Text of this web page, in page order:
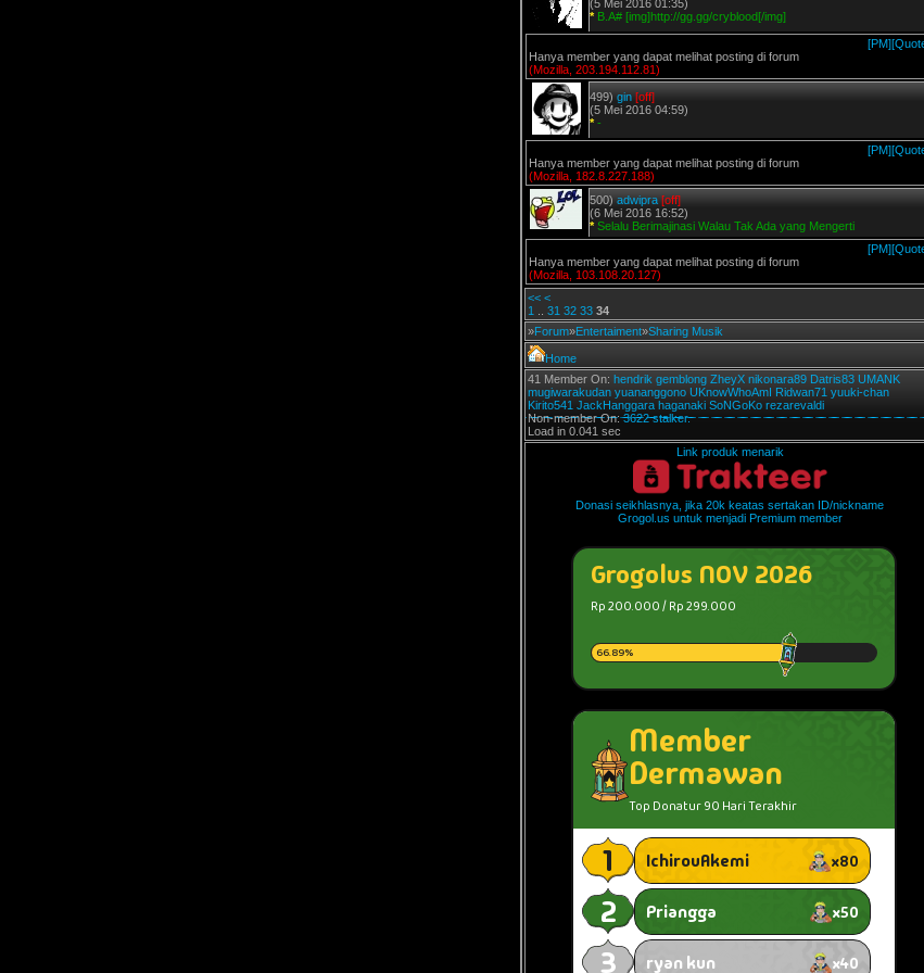
(5 Mei 2016 01:35)
* B.A# [img]http://gg.gg/cryblood[/img]
[PM]
Hanya member yang dapat melihat posting di forum
(Mozilla, 203.194.112.81)
499) gin [off]
(5 Mei 2016 04:59)
* -
[PM]
Hanya member yang dapat melihat posting di forum
(Mozilla, 182.8.227.188)
500) adwipra [off]
(6 Mei 2016 16:52)
* Selalu Berimajinasi Walau Tak Ada yang Mengerti
[PM]
Hanya member yang dapat melihat posting di forum
(Mozilla, 103.108.20.127)
<< <
1
31 32 33 34
»Forum»Entertaiment»Sharing Musik
Home
41 Member On: hendrik gemblong ZheyX nikonara89 Datris83 UMANK
mugiwarakudan yuananggono UKnowWhoAmI Ridwan71 yuuki-chan
Kirito541 JackHanggara haganaki SoNGoKo rezarevaldi
Non-member On:3622 stalker.
Load in 0.041 sec
Link produk menarik
Donasi seikhlasnya, jika 20k keatas sertakan ID/nickname
Grogol.us untuk menjadi Premium member